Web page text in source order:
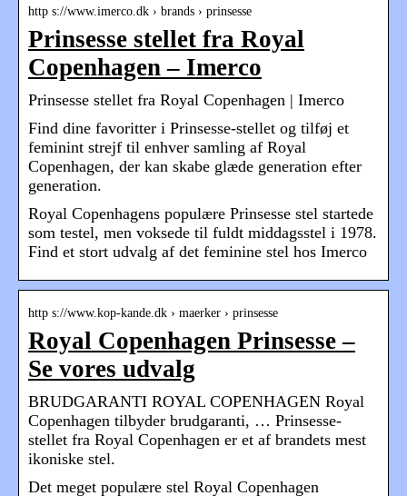
http s://www.imerco.dk › brands › prinsesse
Prinsesse stellet fra Royal
Copenhagen – Imerco
Prinsesse stellet fra Royal Copenhagen | Imerco
Find dine favoritter i Prinsesse-stellet og tilføj et
feminint strejf til enhver samling af Royal
Copenhagen, der kan skabe glæde generation efter
generation.
Royal Copenhagens populære Prinsesse stel startede
som testel, men voksede til fuldt middagsstel i 1978.
Find et stort udvalg af det feminine stel hos Imerco
http s://www.kop-kande.dk › maerker › prinsesse
Royal Copenhagen Prinsesse –
Se vores udvalg
BRUDGARANTI ROYAL COPENHAGEN Royal
Copenhagen tilbyder brudgaranti, … Prinsesse-
stellet fra Royal Copenhagen er et af brandets mest
ikoniske stel.
Det meget populære stel Royal Copenhagen